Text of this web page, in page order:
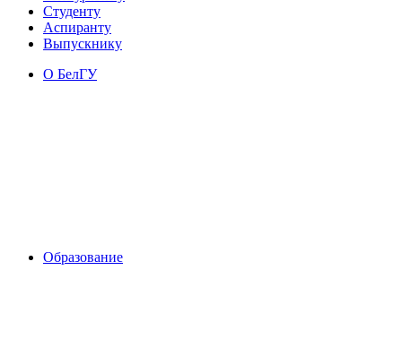
Студенту
Аспиранту
Выпускнику
О БелГУ
Образование